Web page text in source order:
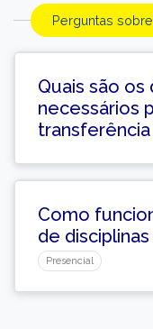
Perguntas
Quais são
necessários
Como
de
Presencial